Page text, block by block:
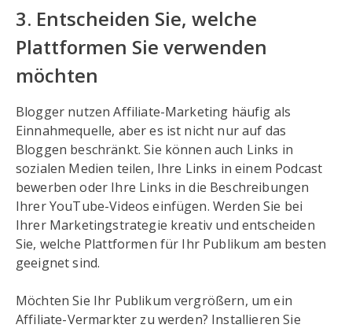
3. Entscheiden Sie, welche
Plattformen Sie verwenden
möchten
Blogger nutzen Affiliate-Marketing häufig als
Einnahmequelle, aber es ist nicht nur auf das
Bloggen beschränkt. Sie können auch Links in
sozialen Medien teilen, Ihre Links in einem Podcast
bewerben oder Ihre Links in die Beschreibungen
Ihrer YouTube-Videos einfügen. Werden Sie bei
Ihrer Marketingstrategie kreativ und entscheiden
Sie, welche Plattformen für Ihr Publikum am besten
geeignet sind.
Möchten Sie Ihr Publikum vergrößern, um ein
Affiliate-Vermarkter zu werden? Installieren Sie